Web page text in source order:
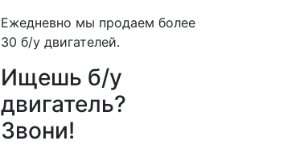
Ежедневно мы продаем более
30 б/у двигателей.
Ищешь б/у
двигатель?
Звони!